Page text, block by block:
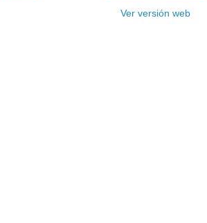
Ver versión web